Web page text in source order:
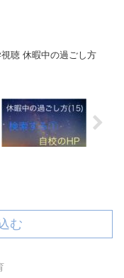
ごし方
む